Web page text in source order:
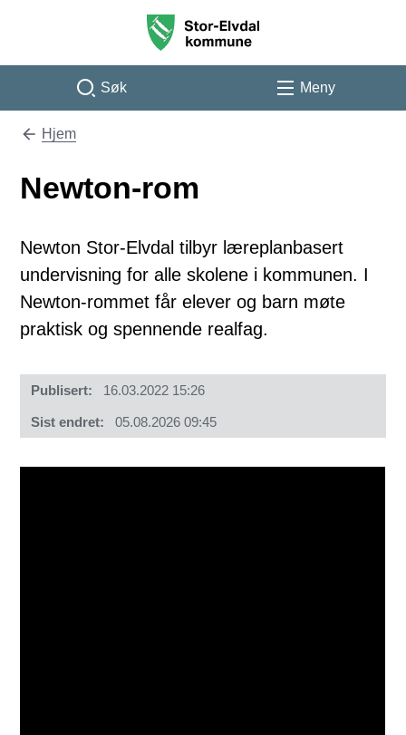
Stor-Elvdal kommune
Søk Meny
Du er her:
Hjem
Newton-rom
Newton Stor-Elvdal tilbyr læreplanbasert
undervisning for alle skolene i kommunen. I
Newton-rommet får elever og barn møte
praktisk og spennende realfag.
Publisert 16.03.2022 15:26
Sist endret 05.08.2026 09:45